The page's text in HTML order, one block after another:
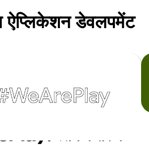
ऐप्लिकेशन डेवलपमेंट
स्तन कैंसर के